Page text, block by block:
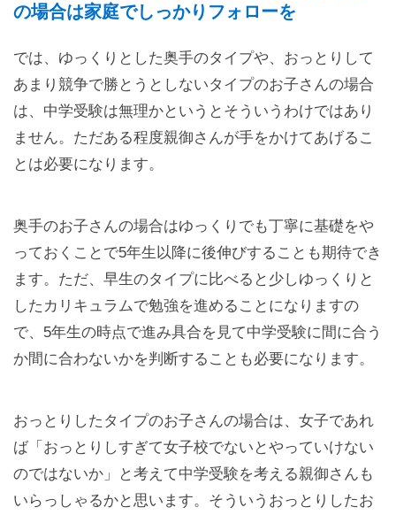
の場合は家庭でしっかりフォローを
では、ゆっくりとした奥手のタイプや、おっとりして
あまり競争で勝とうとしないタイプのお子さんの場合
は、中学受験は無理かというとそういうわけではあり
ません。ただある程度親御さんが手をかけてあげるこ
とは必要になります。
奥手のお子さんの場合はゆっくりでも丁寧に基礎をや
っておくことで5年生以降に後伸びすることも期待でき
ます。ただ、早生のタイプに比べると少しゆっくりと
したカリキュラムで勉強を進めることになりますの
で、5年生の時点で進み具合を見て中学受験に間に合う
か間に合わないかを判断することも必要になります。
おっとりしたタイプのお子さんの場合は、女子であれ
ば「おっとりしすぎて女子校でないとやっていけない
のではないか」と考えて中学受験を考える親御さんも
いらっしゃるかと思います。そういうおっとりしたお